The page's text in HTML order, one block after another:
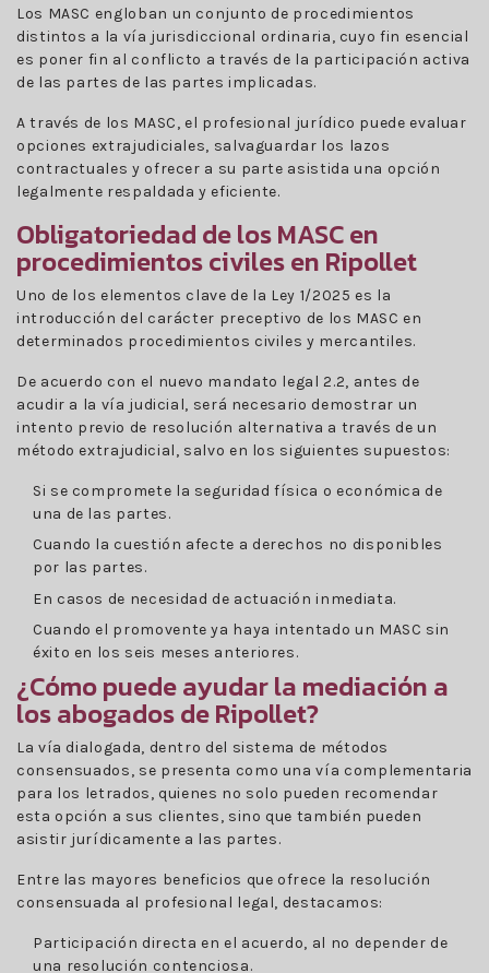
Los MASC engloban un conjunto de procedimientos
distintos a la vía jurisdiccional ordinaria, cuyo fin esencial
es poner fin al conflicto a través de la participación activa
de las partes de las partes implicadas.
A través de los MASC, el profesional jurídico puede evaluar
opciones extrajudiciales, salvaguardar los lazos
contractuales y ofrecer a su parte asistida una opción
legalmente respaldada y eficiente.
Obligatoriedad de los MASC en
procedimientos civiles en Ripollet
Uno de los elementos clave de la Ley 1/2025 es la
introducción del carácter preceptivo de los MASC en
determinados procedimientos civiles y mercantiles.
De acuerdo con el nuevo mandato legal 2.2, antes de
acudir a la vía judicial, será necesario demostrar un
intento previo de resolución alternativa a través de un
método extrajudicial, salvo en los siguientes supuestos:
Si se compromete la seguridad física o económica de
una de las partes.
Cuando la cuestión afecte a derechos no disponibles
por las partes.
En casos de necesidad de actuación inmediata.
Cuando el promovente ya haya intentado un MASC sin
éxito en los seis meses anteriores.
¿Cómo puede ayudar la mediación a
los abogados de Ripollet?
La vía dialogada, dentro del sistema de métodos
consensuados, se presenta como una vía complementaria
para los letrados, quienes no solo pueden recomendar
esta opción a sus clientes, sino que también pueden
asistir jurídicamente a las partes.
Entre las mayores beneficios que ofrece la resolución
consensuada al profesional legal, destacamos:
Participación directa en el acuerdo, al no depender de
una resolución contenciosa.